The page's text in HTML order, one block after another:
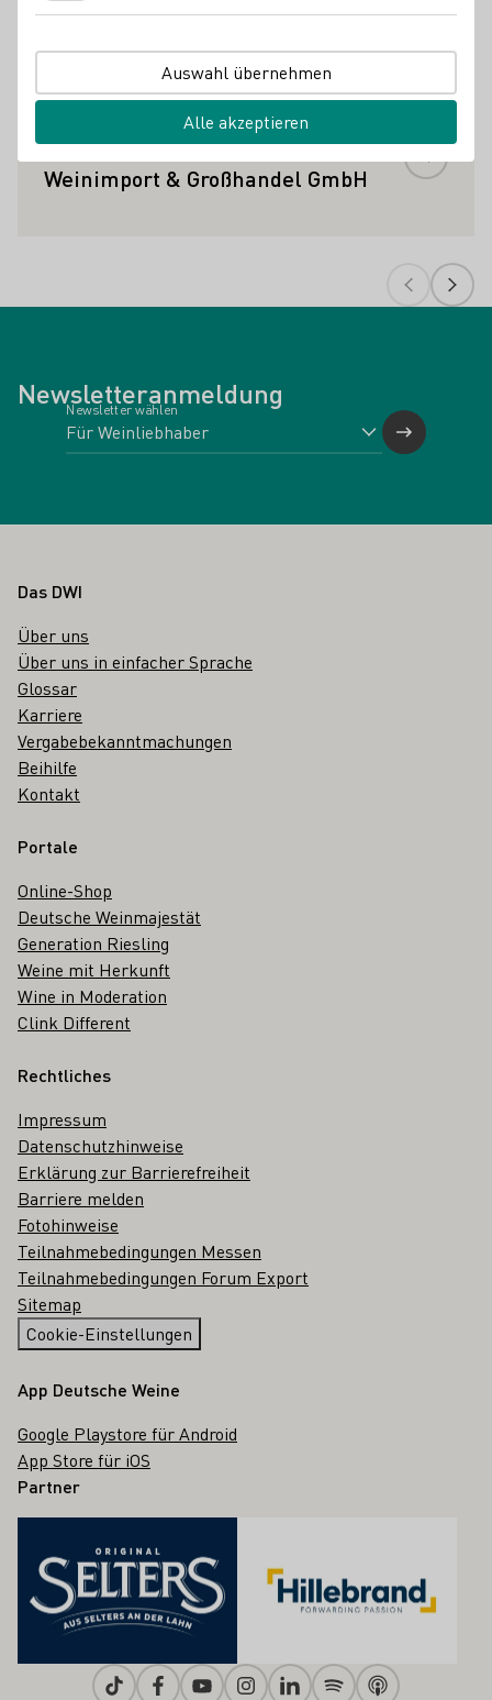
Andere Händler
HÄNDLER/GASTRONOM
"Kleiner Weinstock" Reinders
Weinimport & Großhandel GmbH
Newsletteranmeldung
Newsletter wählen
Fußbereich
Das DWI
Über uns
Über uns in einfacher Sprache
Glossar
Karriere
Vergabebekanntmachungen
Beihilfe
Kontakt
Portale
Online-Shop
Deutsche Weinmajestät
Generation Riesling
Weine mit Herkunft
Wine in Moderation
Clink Different
Rechtliches
Impressum
Datenschutzhinweise
Erklärung zur Barrierefreiheit
Barriere melden
Fotohinweise
Teilnahmebedingungen Messen
Teilnahmebedingungen Forum Export
Sitemap
Cookie-Einstellungen
Auswahl übernehmen
Alle akzeptieren
App Deutsche Weine
Google Playstore für Android
App Store für iOS
Partner
TiktokFacebookYoutubeInstagramLinkedinSpotifyApple